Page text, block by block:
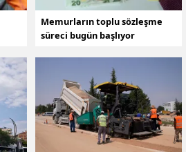
Memurların toplu sözleşme
süreci bugün başlıyor